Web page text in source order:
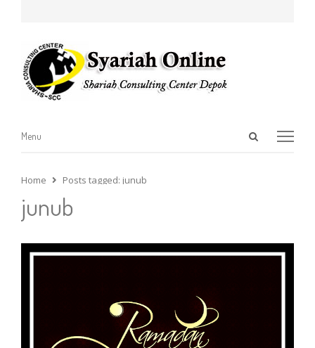
Open
Menu
Menu
Home Posts tagged: junub
junub